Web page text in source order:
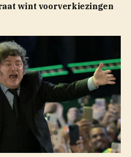
wint voorverkiezingen